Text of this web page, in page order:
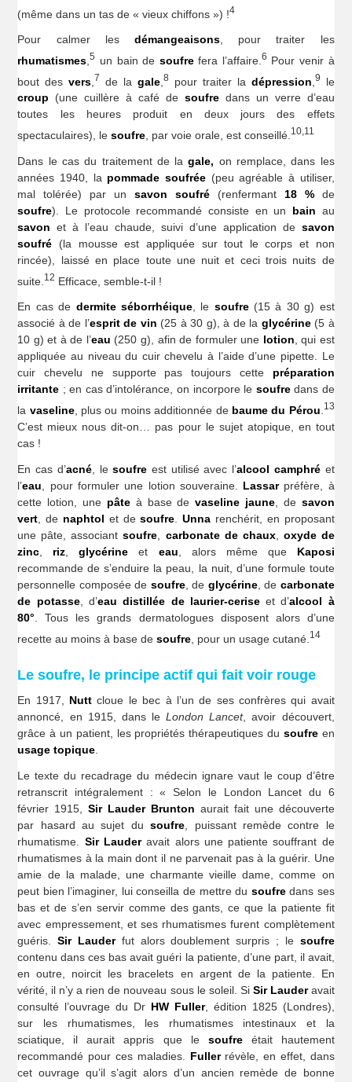
(même dans un tas de « vieux chiffons ») !4
Pour calmer les démangeaisons , pour traiter les
rhumatismes ,5 un bain de soufrefera l’affaire. 6 Pour venir à
bout desvers 7 de lagale ,8 pour traiter la dépression 9
le
croup (une cuillère à café de soufredans un verre d’eau
toutes les heures produit en deux jours des effets
spectaculaires), lesoufre , par voie orale, est conseillé. 10,11
Dans le cas du traitement de lagale, on remplace, dans les
années 1940, la pommade soufrée (peu agréable à utiliser,
mal tolérée) par unsavon soufré(renfermant 18 %de
soufre). Le protocole recommandé consiste en un bain au
savon et à l’eau chaude, suivi d’une application de savon
soufré (la mousse est appliquée sur tout le corps et non
rincée), laissé en place toute une nuit et ceci trois nuits de
suite. 12 Efficace, semble-t-il !
En cas de dermite séborrhéique, le soufre(15 à 30 g) est
associé à de l’esprit de vin (25 à 30 g), à de la glycérine(5 à
10 g) et à de l’eau (250 g), afin de formuler une lotion, qui est
appliquée au niveau du cuir chevelu à l’aide d’une pipette. Le
cuir chevelu ne supporte pas toujours cette préparation
irritante ; en cas d’intolérance, on incorpore le soufredans de
la vaseline, plus ou moins additionnée de baume du Pérou 13
C’est mieux nous dit-on… pas pour le sujet atopique, en tout
cas !
En cas d’acné, lesoufre est utilisé avec l’alcool camphréet
l’eau , pour formuler une lotion souveraine. Lassarpréfère, à
cette lotion, une pâteà base devaseline jaune, de savon
vert , de naphtol et desoufre .Unna renchérit, en proposant
une pâte, associantsoufre carbonate de chaux, oxyde de
zinc
riz ,glycérine et eau , alors même que Kaposi
recommande de s’enduire la peau, la nuit, d’une formule toute
personnelle composée de soufre, de glycérine, de carbonate
de potasse, d’eau distillée de laurier-ceriseet d’alcool à
80° . Tous les grands dermatologues disposent alors d’une
recette au moins à base desoufre , pour un usage cutané. 14
Le soufre, le principe actif qui fait voir rouge
En 1917, Nutt cloue le bec à l’un de ses confrères qui avait
annoncé, en 1915, dans leLondon Lancet, avoir découvert,
grâce à un patient, les propriétés thérapeutiques du soufreen
usage topique
Le texte du recadrage du médecin ignare vaut le coup d’être
retranscrit intégralement : « Selon le London Lancet du 6
février 1915,Sir Lauder Brunton aurait fait une découverte
par hasard au sujet dusoufre , puissant remède contre le
rhumatisme. Sir Lauderavait alors une patiente souffrant de
rhumatismes à la main dont il ne parvenait pas à la guérir. Une
amie de la malade, une charmante vieille dame, comme on
peut bien l’imaginer, lui conseilla de mettre du soufredans ses
bas et de s’en servir comme des gants, ce que la patiente fit
avec empressement, et ses rhumatismes furent complètement
guéris.Sir Lauderfut alors doublement surpris ; le soufre
contenu dans ces bas avait guéri la patiente, d’une part, il avait,
en outre, noircit les bracelets en argent de la patiente. En
vérité, il n’y a rien de nouveau sous le soleil. Si Sir Lauderavait
consulté l’ouvrage du Dr HW Fuller, édition 1825 (Londres),
sur les rhumatismes, les rhumatismes intestinaux et la
sciatique, il aurait appris que le soufreétait hautement
recommandé pour ces maladies. Fullerrévèle, en effet, dans
cet ouvrage qu’il s’agit alors d’un ancien remède de bonne